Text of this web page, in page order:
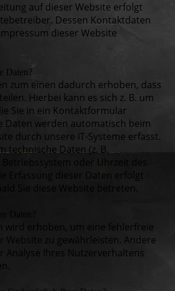
auf dieser Website erfolgt
Dessen Kontaktdaten
dieser Website
Daten?
zum einen dadurch erhoben, dass
Hierbei kann es sich z. B. um
Sie in ein Kontaktformular
Daten werden automatisch beim
durch unsere IT-Systeme erfasst.
technische Daten (z. B.
oder Uhrzeit des
Erfassung dieser Daten erfolgt
Sie diese Website betreten.
wird erhoben, um eine fehlerfreie
Website zu gewährleisten. Andere
Analyse Ihres Nutzerverhaltens